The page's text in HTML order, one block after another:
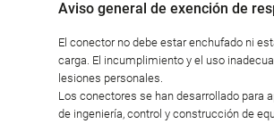
Aviso general de exención de
El conector no debe estar enchufado ni
carga. El incumplimiento y el uso
lesiones personales.
Los conectores se han desarrollado para
de ingeniería, control y construcción de